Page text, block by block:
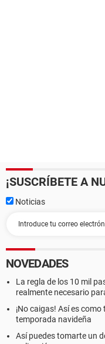
¡SUSCRÍBETE A
Noticias
NOVEDADES
La regla de los 10 mil
realmente necesario
¡No caigas! Así es
temporada navideña
Así puedes tomarte un